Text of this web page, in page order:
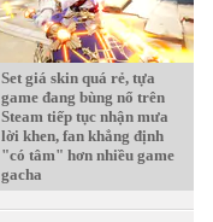
Set giá skin quá rẻ, tựa
game đang bùng nổ trên
Steam tiếp tục nhận mưa
lời khen, fan khẳng định
"có tâm" hơn nhiều game
gacha